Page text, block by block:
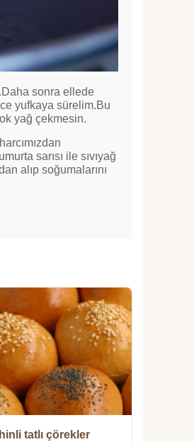
sonra ellede
yufkaya sürelim.Bu
yağ çekmesin.
sarısı ile sıvıyağ
alıp soğumalarını
tatlı çörekler